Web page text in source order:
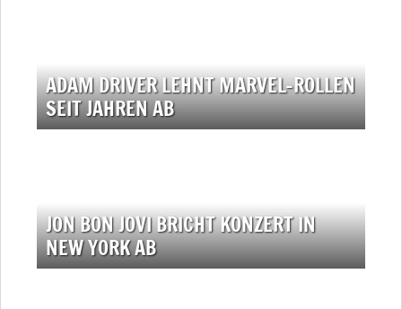
ADAM DRIVER LEHNT MARVEL-ROLLEN
SEIT JAHREN AB
JON BON JOVI BRICHT KONZERT IN
NEW YORK AB